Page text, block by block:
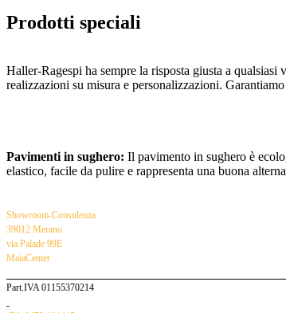
Prodotti speciali
Haller-Ragespi ha sempre la risposta giusta a
realizzazioni su misura e personalizzazioni.
Pavimenti in sughero: Il pavimento in sughero è
elastico, facile da pulire e rappresenta una buona
Showroom-Consulenza
39012 Merano
via Palade 99E
MaiaCenter
Part.IVA 01155370214